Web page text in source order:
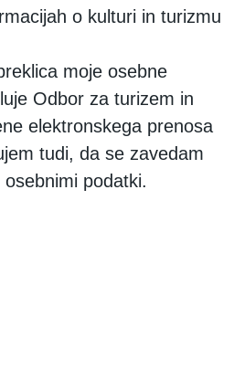
o kulturi in turizmu
moje osebne
Odbor za turizem in
elektronskega prenosa
tudi, da se zavedam
podatki.